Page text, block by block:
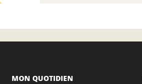
MON QUOTIDIEN